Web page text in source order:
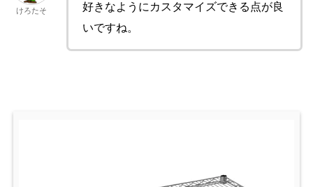
けろたそ
好きなようにカスタマイズできる点が良
いですね。